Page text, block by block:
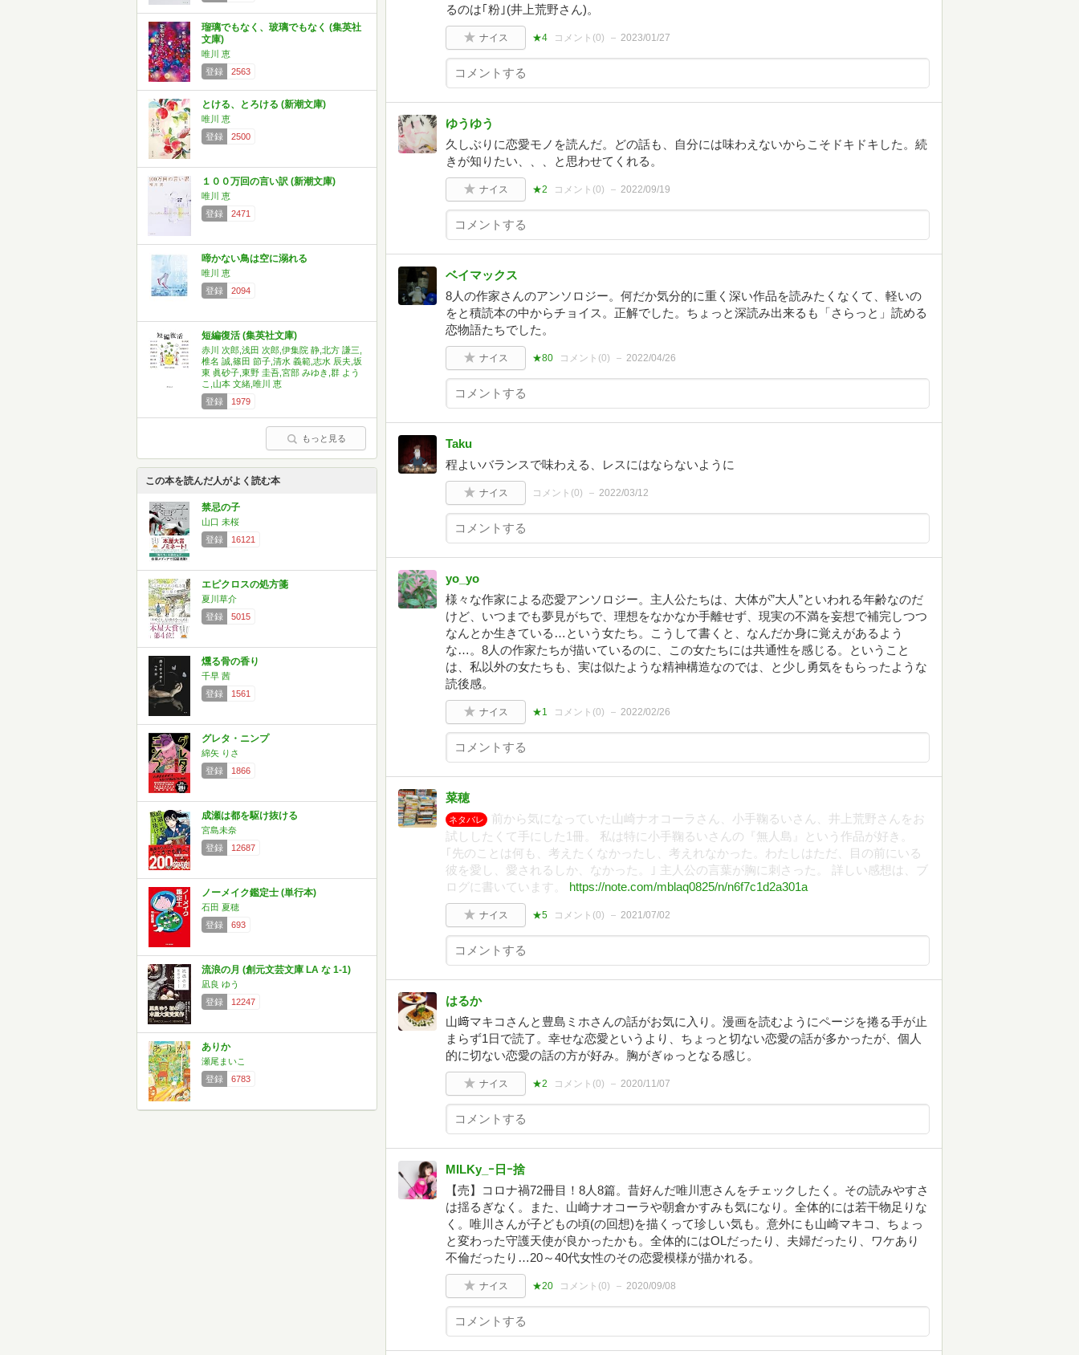
瑠璃でもなく、玻璃でもなく (集英社
文庫)
唯川 恵
登録
2563
とける、とろける (新潮文庫)
唯川 恵
登録
2500
１００万回の言い訳 (新潮文庫)
唯川 恵
登録
2471
啼かない鳥は空に溺れる
唯川 恵
登録
2094
短編復活 (集英社文庫)
赤川 次郎,浅田 次郎,伊集院 静,北方 謙三,
椎名 誠,篠田 節子,清水 義範,志水 辰夫,坂
東 眞砂子,東野 圭吾,宮部 みゆき,群 よう
こ,山本 文緒,唯川 恵
登録
1979
もっと見る
この本を読んだ人がよく読む本
禁忌の子
山口 未桜
登録
16121
エピクロスの処方箋
夏川草介
登録
5015
燻る骨の香り
千早 茜
登録
1561
グレタ・ニンプ
綿矢 りさ
登録
1866
成瀬は都を駆け抜ける
宮島未奈
登録
12687
ノーメイク鑑定士 (単行本)
石田 夏穂
登録
693
流浪の月 (創元文芸文庫 LA な 1-1)
凪良 ゆう
登録
12247
ありか
瀬尾まいこ
登録
6783
るのは｢粉｣(井上荒野さん)。
ナイス ★4 コメント(0) 2023/01/27
ゆうゆう
久しぶりに恋愛モノを読んだ。どの話も、自分には味わえないからこそドキドキした。続
きが知りたい、、、と思わせてくれる。
ナイス ★2 コメント(0) 2022/09/19
ベイマックス
8人の作家さんのアンソロジー。何だか気分的に重く深い作品を読みたくなくて、軽いの
をと積読本の中からチョイス。正解でした。ちょっと深読み出来るも「さらっと」読める
恋物語たちでした。
ナイス ★80 コメント(0) 2022/04/26
Taku
程よいバランスで味わえる、レスにはならないように
ナイス コメント(0) 2022/03/12
yo_yo
様々な作家による恋愛アンソロジー。主人公たちは、大体が”大人”といわれる年齢なのだ
けど、いつまでも夢見がちで、理想をなかなか手離せず、現実の不満を妄想で補完しつつ
なんとか生きている…という女たち。こうして書くと、なんだか身に覚えがあるよう
な…。8人の作家たちが描いているのに、この女たちには共通性を感じる。ということ
は、私以外の女たちも、実は似たような精神構造なのでは、と少し勇気をもらったような
読後感。
ナイス ★1 コメント(0) 2022/02/26
菜穂
ネタバレ
前から気になっていた山崎ナオコーラさん、小手鞠るいさん、井上荒野さんをお
試ししたくて手にした1冊。 私は特に小手鞠るいさんの『無人島』という作品が好き。
｢先のことは何も、考えたくなかったし、考えれなかった。わたしはただ、目の前にいる
彼を愛し、愛されるしか、なかった。｣ 主人公の言葉が胸に刺さった。 詳しい感想は、ブ
ログに書いています。 https://note.com/mblaq0825/n/n6f7c1d2a301a
ナイス ★5 コメント(0) 2021/07/02
はるか
山﨑マキコさんと豊島ミホさんの話がお気に入り。漫画を読むようにページを捲る手が止
まらず1日で読了。幸せな恋愛というより、ちょっと切ない恋愛の話が多かったが、個人
的に切ない恋愛の話の方が好み。胸がぎゅっとなる感じ。
ナイス ★2 コメント(0) 2020/11/07
MILKy_ｰ日ｰ捨
【売】コロナ禍72冊目！8人8篇。昔好んだ唯川恵さんをチェックしたく。その読みやすさ
は揺るぎなく。また、山崎ナオコーラや朝倉かすみも気になり。全体的には若干物足りな
く。唯川さんが子どもの頃(の回想)を描くって珍しい気も。意外にも山崎マキコ、ちょっ
と変わった守護天使が良かったかも。全体的にはOLだったり、夫婦だったり、ワケあり
不倫だったり…20～40代女性のその恋愛模様が描かれる。
ナイス ★20 コメント(0) 2020/09/08